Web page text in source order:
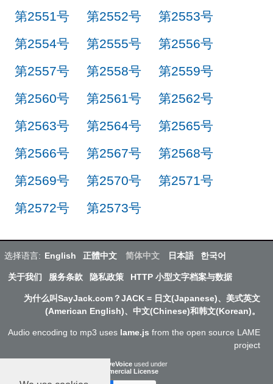
第2551号
第2552号
第2553号
第2554号
第2555号
第2556号
第2557号
第2558号
第2559号
第2560号
第2561号
第2562号
第2563号
第2564号
第2565号
第2566号
第2567号
第2568号
第2569号
第2570号
第2571号
第2572号
第2573号
选择语言: English 正體中文 简体中文 日本語 한국어
关于我们 服务条款 隐私政策 HTTP 小型文字档案与数据
为什么叫SayJack.com？JACK = 日文(Japanese)、美式英文
(American English)、中文(Chinese)和韩文(Korean)。
Audio encoding to mp3 uses lame.js from the open source LAME
project
ResponsiveVoice used under
Non-Commercial License